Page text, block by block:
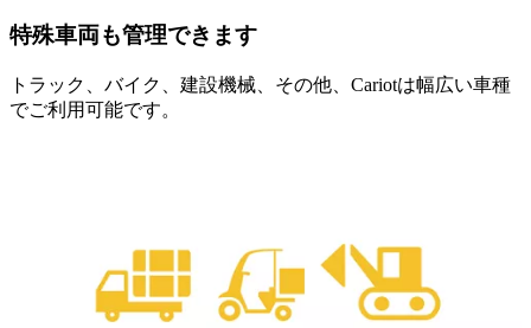
特殊車両も管理できます
トラック、バイク、建設機械、その他、Cariotは幅広い車種
でご利用可能です。